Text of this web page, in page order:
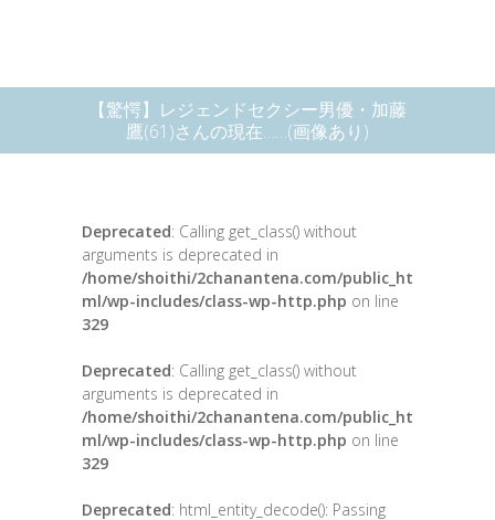
【驚愕】レジェンドセクシー男優・加藤
鷹(61)さんの現在……(画像あり)
Deprecated: Calling get_class() without
arguments is deprecated in
/home/shoithi/2chanantena.com/public_ht
ml/wp-includes/class-wp-http.php on line
329
Deprecated: Calling get_class() without
arguments is deprecated in
/home/shoithi/2chanantena.com/public_ht
ml/wp-includes/class-wp-http.php on line
329
Deprecated: html_entity_decode(): Passing